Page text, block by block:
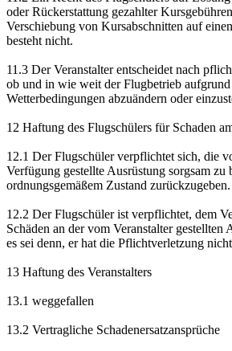
oder Rückerstattung gezahlter
Verschiebung von Kursabschnitten auf
besteht nicht.
11.3 Der Veranstalter entscheidet nach
ob und in wie weit der Flugbetrieb
Wetterbedingungen abzuändern oder
12 Haftung des Flugschülers für Schaden
12.1 Der Flugschüler verpflichtet sich, die
Verfügung gestellte Ausrüstung sorgsam zu
ordnungsgemäßem Zustand zurückzugeben.
12.2 Der Flugschüler ist verpflichtet, dem
Schäden an der vom Veranstalter gestellten
es sei denn, er hat die Pflichtverletzung
13 Haftung des Veranstalters
13.1 weggefallen
13.2 Vertragliche Schadenersatzansprüche